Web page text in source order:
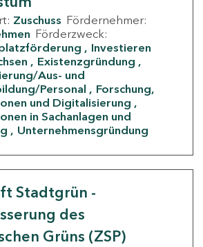
Zuschuss Fördernehmer:
Förderzweck:
Investieren
Existenzgründung
Aus- und
Personal
Forschung,
und Digitalisierung
in Sachanlagen und
Unternehmensgründung
Stadtgrün -
des
Grüns (ZSP)